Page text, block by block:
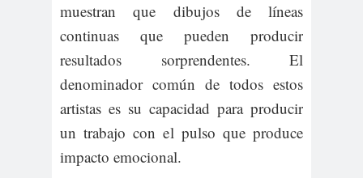
muestran que dibujos de líneas
continuas que pueden producir
resultados sorprendentes. El
denominador común de todos estos
artistas es su capacidad para producir
un trabajo con el pulso que produce
impacto emocional.